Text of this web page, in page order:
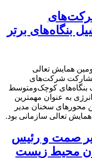
شرکت‌های
بنگاه‌های برتر
همایش تعالی
رشد ۲۴۰درصدی مشارکت شرکت‌های
بنگاه‌های کوچک‌ومتوسط
به ‌عنوان مهمترین
محورهای سخنان مدیر
تعالی سازمانی بود.
صمت و رئیس
محیط زیست